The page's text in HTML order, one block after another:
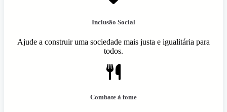
Inclusão Social
Ajude a construir uma sociedade mais justa e igualitária para
todos.
Combate à fome